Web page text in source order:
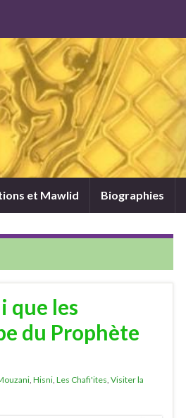
et Mawlid Biographies
que les
du Prophète
, Hisni, Les Chafi'ites, Visiter la